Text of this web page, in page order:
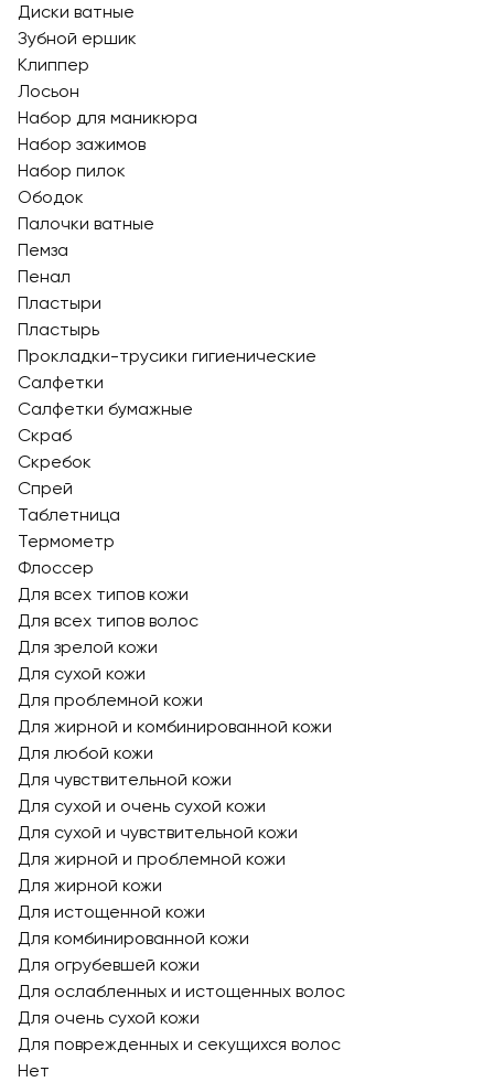
Диски ватные
Зубной ершик
Клиппер
Лосьон
Набор для маникюра
Набор зажимов
Набор пилок
Ободок
Палочки ватные
Пемза
Пенал
Пластыри
Пластырь
Прокладки-трусики гигиенические
Салфетки
Салфетки бумажные
Скраб
Скребок
Спрей
Таблетница
Термометр
Флоссер
Для всех типов кожи
Для всех типов волос
Для зрелой кожи
Для сухой кожи
Для проблемной кожи
Для жирной и комбинированной кожи
Для любой кожи
Для чувствительной кожи
Для сухой и очень сухой кожи
Для сухой и чувствительной кожи
Для жирной и проблемной кожи
Для жирной кожи
Для истощенной кожи
Для комбинированной кожи
Для огрубевшей кожи
Для ослабленных и истощенных волос
Для очень сухой кожи
Для поврежденных и секущихся волос
Нет